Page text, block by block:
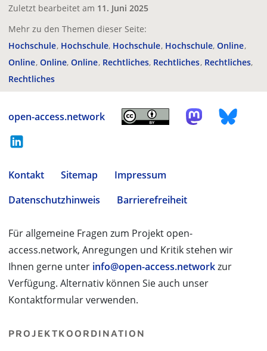
Zuletzt bearbeitet am 11. Juni 2025
Mehr zu den Themen dieser Seite:
Hochschule Hochschule Hochschule Hochschule Online
Online Online Online Rechtliches Rechtliches Rechtliches
Rechtliches
open-access.network
Kontakt Sitemap
Impressum
Datenschutzhinweis
Barrierefreiheit
Für allgemeine Fragen zum Projekt open-
access.network, Anregungen und Kritik stehen wir
Ihnen gerne unter info@open-access.networkzur
Verfügung. Alternativ können Sie auch unser
Kontaktformular verwenden.
PROJEKTKOORDINATION